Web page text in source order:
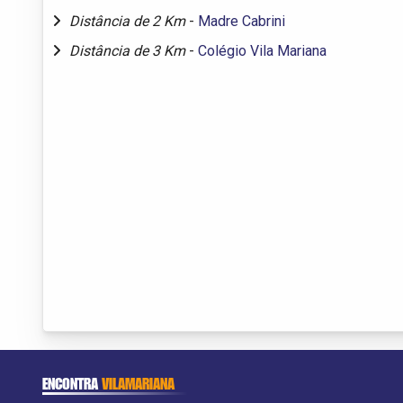
Distância de 2 Km - Madre Cabrini
Distância de 3 Km - Colégio Vila Mariana
ENCONTRAVILAMARIANA